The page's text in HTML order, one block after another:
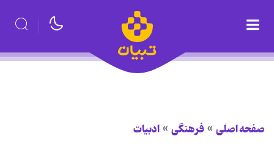
صفحه اصلی فرهنگی ادبیات